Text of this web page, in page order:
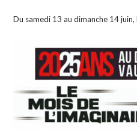
Du samedi 13 au dimanche 14 juin,